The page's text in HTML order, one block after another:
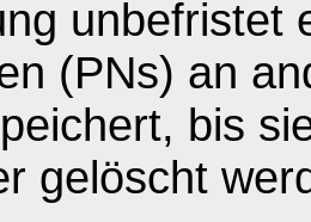
unbefristet
(PNs) an
bis
gelöscht